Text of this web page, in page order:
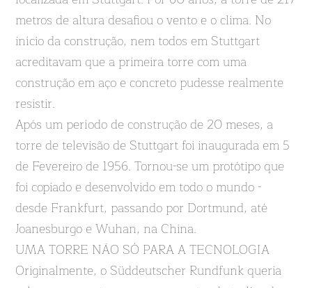
metros de altura desafiou o vento e o clima. No
início da construção, nem todos em Stuttgart
acreditavam que a primeira torre com uma
construção em aço e concreto pudesse realmente
resistir.
Após um período de construção de 20 meses, a
torre de televisão de Stuttgart foi inaugurada em 5
de Fevereiro de 1956. Tornou-se um protótipo que
foi copiado e desenvolvido em todo o mundo -
desde Frankfurt, passando por Dortmund, até
Joanesburgo e Wuhan, na China.
UMA TORRE NÃO SÓ PARA A TECNOLOGIA
Originalmente, o Süddeutscher Rundfunk queria